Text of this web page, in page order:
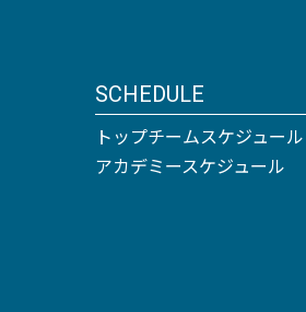
SCHEDULE
トップチームスケジュール
アカデミースケジュール